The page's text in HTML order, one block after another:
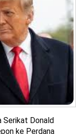
Serikat Donald
ke Perdana